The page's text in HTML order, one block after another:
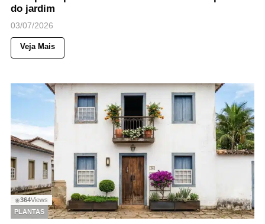
do jardim
03/07/2026
Veja Mais
◉364Views
PLANTAS